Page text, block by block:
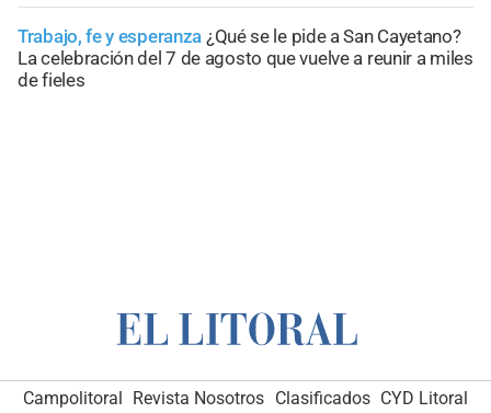
Trabajo, fe y esperanza ¿Qué se le pide a San Cayetano?
La celebración del 7 de agosto que vuelve a reunir a miles
de fieles
Campolitoral Revista Nosotros Clasificados CYD Litoral